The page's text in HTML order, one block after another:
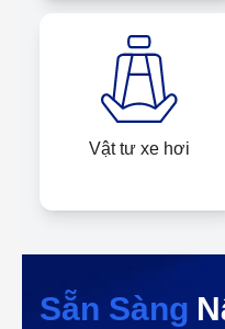
Vật tư xe hơi
Sẵn Sàng